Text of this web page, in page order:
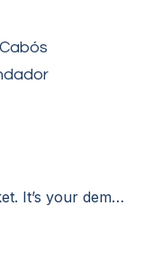
It’s not the market. It’s your demand conversion.